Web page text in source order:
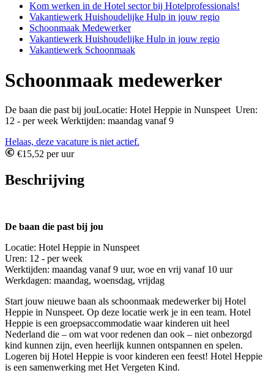
Kom werken in de Hotel sector bij Hotelprofessionals!
Vakantiewerk Huishoudelijke Hulp in jouw regio
Schoonmaak Medewerker
Vakantiewerk Huishoudelijke Hulp in jouw regio
Vakantiewerk Schoonmaak
Schoonmaak medewerker
De baan die past bij jouLocatie: Hotel Heppie in Nunspeet Uren:
12 - per week Werktijden: maandag vanaf 9
Helaas, deze vacature is niet actief.
€15,52 per uur
Beschrijving
De baan die past bij jou
Locatie: Hotel Heppie in Nunspeet
Uren: 12 - per week
Werktijden: maandag vanaf 9 uur, woe en vrij vanaf 10 uur
Werkdagen: maandag, woensdag, vrijdag
Start jouw nieuwe baan als schoonmaak medewerker bij Hotel
Heppie in Nunspeet. Op deze locatie werk je in een team. Hotel
Heppie is een groepsaccommodatie waar kinderen uit heel
Nederland die – om wat voor redenen dan ook – niet onbezorgd
kind kunnen zijn, even heerlijk kunnen ontspannen en spelen.
Logeren bij Hotel Heppie is voor kinderen een feest! Hotel Heppie
is een samenwerking met Het Vergeten Kind.